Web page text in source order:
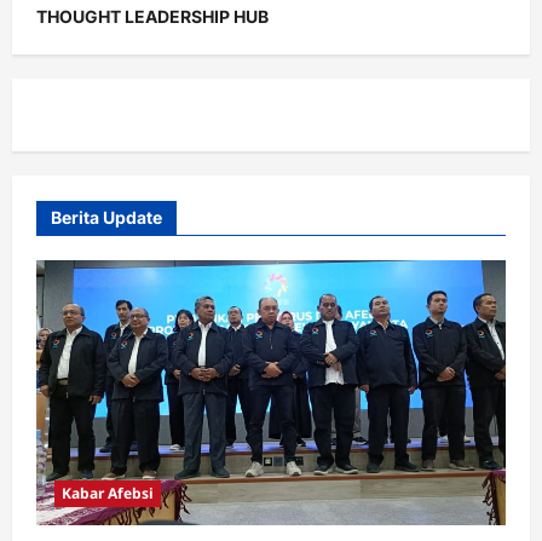
THOUGHT LEADERSHIP HUB
Berita Update
Kabar Afebsi